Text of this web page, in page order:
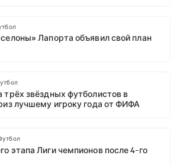
Лапорта объявил свой план
трёх звёздных футболистов в
лучшему игроку года от ФИФА
этапа Лиги чемпионов после 4-го